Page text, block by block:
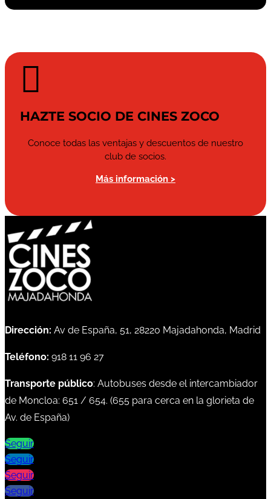

HAZTE SOCIO DE CINES ZOCO
Conoce todas las ventajas y descuentos de nuestro
club de socios.
Más información >
Dirección: Av de España, 51, 28220 Majadahonda, Madrid
Teléfono: 918 11 96 27
Transporte público: Autobuses desde el intercambiador
de Moncloa: 651 / 654. (655 para cerca en la glorieta de
Av. de España)
Seguir
Seguir
Seguir
Seguir